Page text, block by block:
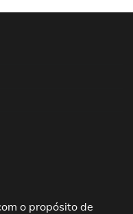
o propósito de